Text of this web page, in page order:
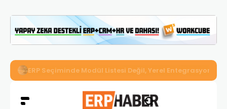
İkizler Aydınlatma, Workcube ERP ile Üretim, Satış ve